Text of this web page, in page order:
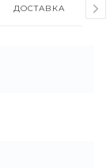
ДОСТАВКА